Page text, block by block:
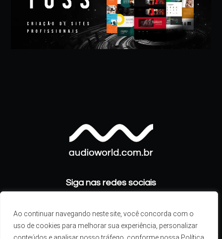
Ao continuar navegando neste site, você concorda com o
uso de cookies para melhorar sua experiência, personalizar
Siga nas redes sociais